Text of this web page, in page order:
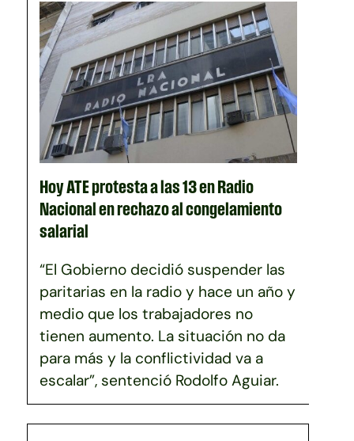
Hoy ATE protesta a las 13 en Radio
Nacional en rechazo al congelamiento
salarial
“El Gobierno decidió suspender las
paritarias en la radio y hace un año y
medio que los trabajadores no
tienen aumento. La situación no da
para más y la conflictividad va a
escalar”, sentenció Rodolfo Aguiar.